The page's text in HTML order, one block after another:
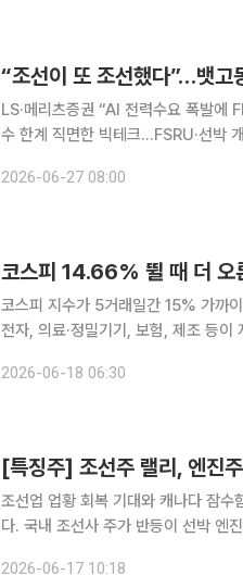
“조선이 또 조선했다”…뱃고
LS·메리츠증권 “AI 전력수요 폭발에
수 한계 직면한 빅테크…FSRU·선박
라 대란의 해결사로 대한민국 조선업
2026-06-27 08:00
코스피 14.66% 뛸 때 더 오
코스피 지수가 5거래일간 15% 가까
전자, 의료·정밀기기, 보험, 제조 등
2026-06-18 06:30
[특징주] 조선주 랠리, 엔진
조선업 업황 회복 기대와 캐나다 잠수
다. 국내 조선사 주가 반등이 선박 엔
엔진은 8.29% 상승한 3만8550원,
2026-06-17 10:18